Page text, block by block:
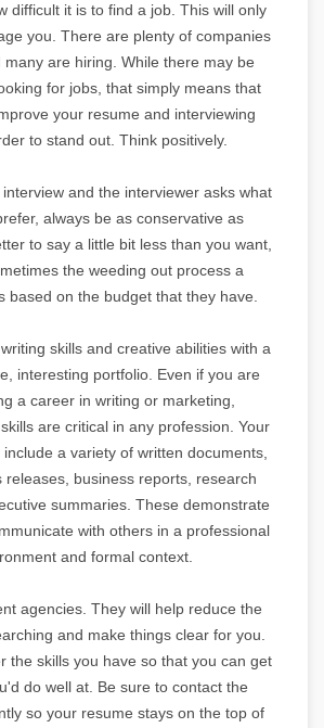
difficult it is to find a job. This will only
you. There are plenty of companies
are hiring. While there may be
for jobs, that simply means that
your resume and interviewing
to stand out. Think positively.
and the interviewer asks what
always be as conservative as
to say a little bit less than you want,
the weeding out process a
based on the budget that they have.
skills and creative abilities with a
interesting portfolio. Even if you are
a career in writing or marketing,
are critical in any profession. Your
a variety of written documents,
releases, business reports, research
summaries. These demonstrate
with others in a professional
and formal context.
agencies. They will help reduce the
and make things clear for you.
the skills you have so that you can get
do well at. Be sure to contact the
so your resume stays on the top of